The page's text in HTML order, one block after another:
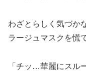
わざとらしく気づか
ラージュマスクを慌
「チッ…華麗にスル